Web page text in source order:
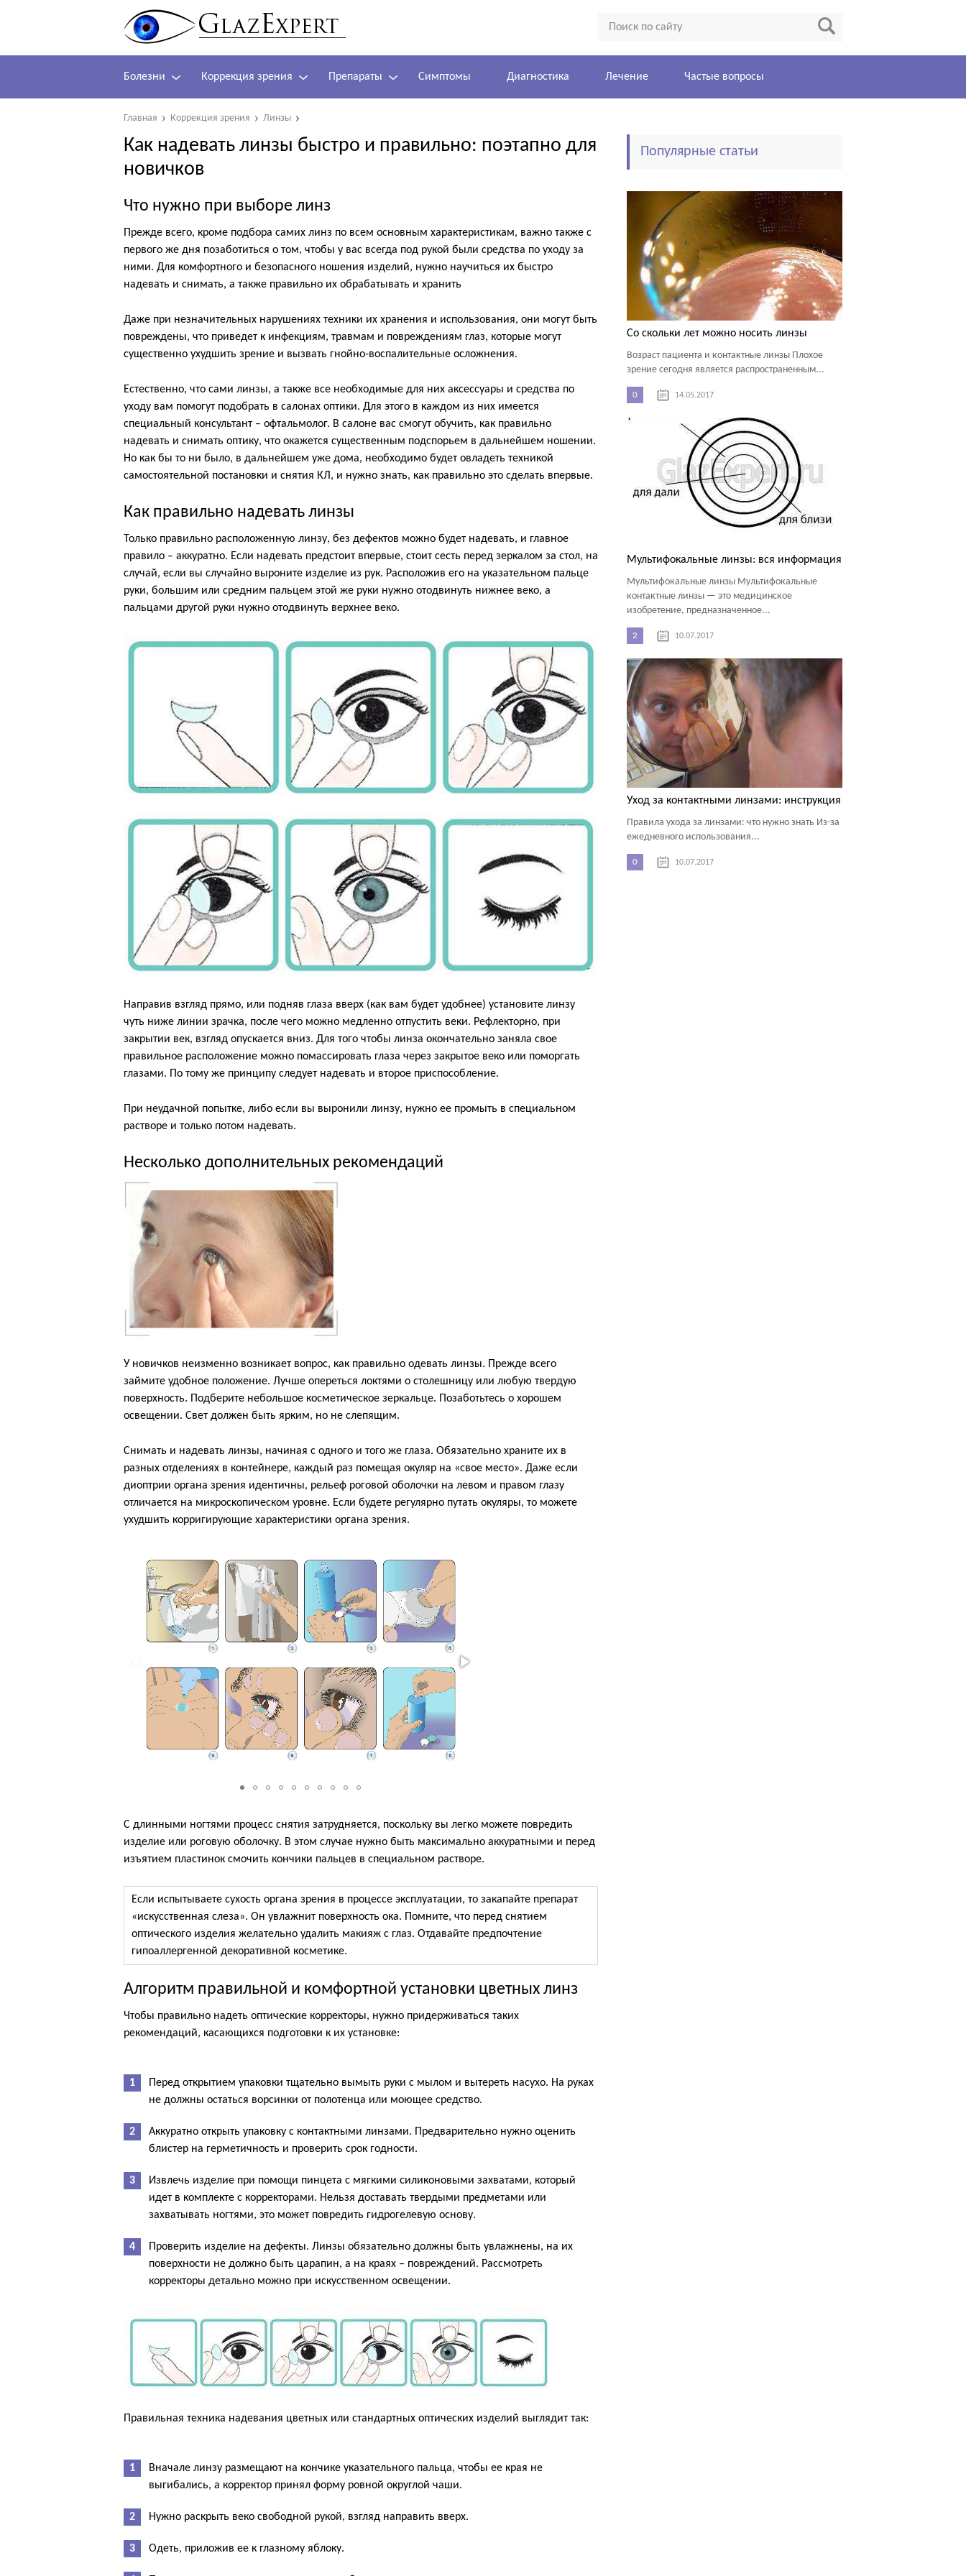
Болезни Коррекция зрения Препараты Симптомы Диагностика Лечение Частые вопросы
Главная Коррекция зрения Линзы
Как надевать линзы быстро и правильно: поэтапно для
новичков
Что нужно при выборе линз
Прежде всего, кроме подбора самих линз по всем основным характеристикам, важно также с
первого же дня позаботиться о том, чтобы у вас всегда под рукой были средства по уходу за
ними. Для комфортного и безопасного ношения изделий, нужно научиться их быстро
надевать и снимать, а также правильно их обрабатывать и хранить
Даже при незначительных нарушениях техники их хранения и использования, они могут быть
повреждены, что приведет к инфекциям, травмам и повреждениям глаз, которые могут
существенно ухудшить зрение и вызвать гнойно-воспалительные осложнения.
Естественно, что сами линзы, а также все необходимые для них аксессуары и средства по
уходу вам помогут подобрать в салонах оптики. Для этого в каждом из них имеется
специальный консультант – офтальмолог. В салоне вас смогут обучить, как правильно
надевать и снимать оптику, что окажется существенным подспорьем в дальнейшем ношении.
Но как бы то ни было, в дальнейшем уже дома, необходимо будет овладеть техникой
самостоятельной постановки и снятия КЛ, и нужно знать, как правильно это сделать впервые.
Как правильно надевать линзы
Только правильно расположенную линзу, без дефектов можно будет надевать, и главное
правило – аккуратно. Если надевать предстоит впервые, стоит сесть перед зеркалом за стол, на
случай, если вы случайно выроните изделие из рук. Расположив его на указательном пальце
руки, большим или средним пальцем этой же руки нужно отодвинуть нижнее веко, а
пальцами другой руки нужно отодвинуть верхнее веко.
Направив взгляд прямо, или подняв глаза вверх (как вам будет удобнее) установите линзу
чуть ниже линии зрачка, после чего можно медленно отпустить веки. Рефлекторно, при
закрытии век, взгляд опускается вниз. Для того чтобы линза окончательно заняла свое
правильное расположение можно помассировать глаза через закрытое веко или поморгать
глазами. По тому же принципу следует надевать и второе приспособление.
При неудачной попытке, либо если вы выронили линзу, нужно ее промыть в специальном
растворе и только потом надевать.
Несколько дополнительных рекомендаций
У новичков неизменно возникает вопрос, как правильно одевать линзы. Прежде всего
займите удобное положение. Лучше опереться локтями о столешницу или любую твердую
поверхность. Подберите небольшое косметическое зеркальце. Позаботьтесь о хорошем
освещении. Свет должен быть ярким, но не слепящим.
Снимать и надевать линзы, начиная с одного и того же глаза. Обязательно храните их в
разных отделениях в контейнере, каждый раз помещая окуляр на «свое место». Даже если
диоптрии органа зрения идентичны, рельеф роговой оболочки на левом и правом глазу
отличается на микроскопическом уровне. Если будете регулярно путать окуляры, то можете
ухудшить корригирующие характеристики органа зрения.
С длинными ногтями процесс снятия затрудняется, поскольку вы легко можете повредить
изделие или роговую оболочку. В этом случае нужно быть максимально аккуратными и перед
изъятием пластинок смочить кончики пальцев в специальном растворе.
Если испытываете сухость органа зрения в процессе эксплуатации, то закапайте препарат
«искусственная слеза». Он увлажнит поверхность ока. Помните, что перед снятием
оптического изделия желательно удалить макияж с глаз. Отдавайте предпочтение
гипоаллергенной декоративной косметике.
Алгоритм правильной и комфортной установки цветных линз
Чтобы правильно надеть оптические корректоры, нужно придерживаться таких
рекомендаций, касающихся подготовки к их установке:
Перед открытием упаковки тщательно вымыть руки с мылом и вытереть насухо. На руках
не должны остаться ворсинки от полотенца или моющее средство.
Аккуратно открыть упаковку с контактными линзами. Предварительно нужно оценить
блистер на герметичность и проверить срок годности.
Извлечь изделие при помощи пинцета с мягкими силиконовыми захватами, который
идет в комплекте с корректорами. Нельзя доставать твердыми предметами или
захватывать ногтями, это может повредить гидрогелевую основу.
Проверить изделие на дефекты. Линзы обязательно должны быть увлажнены, на их
поверхности не должно быть царапин, а на краях – повреждений. Рассмотреть
корректоры детально можно при искусственном освещении.
Правильная техника надевания цветных или стандартных оптических изделий выглядит так:
Вначале линзу размещают на кончике указательного пальца, чтобы ее края не
выгибались, а корректор принял форму ровной округлой чаши.
Нужно раскрыть веко свободной рукой, взгляд направить вверх.
Одеть, приложив ее к глазному яблоку.
Популярные статьи
Со скольки лет можно носить линзы
Возраст пациента и контактные линзы Плохое
зрение сегодня является распространенным...
0 14.05.2017
Мультифокальные линзы: вся информация
Мультифокальные линзы Мультифокальные
контактные линзы — это медицинское
изобретение, предназначенное...
2 10.07.2017
Уход за контактными линзами: инструкция
Правила ухода за линзами: что нужно знать Из-за
ежедневного использования...
0 10.07.2017